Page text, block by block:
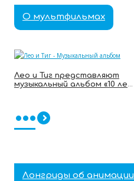
О мультфильмах
Лео и Тиг представляют
музыкальный альбом «10 лет
•••
Лонгриды об анимации